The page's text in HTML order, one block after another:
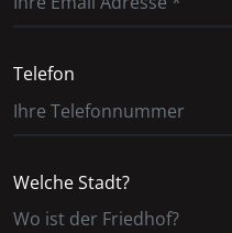
Telefon
Welche Stadt?